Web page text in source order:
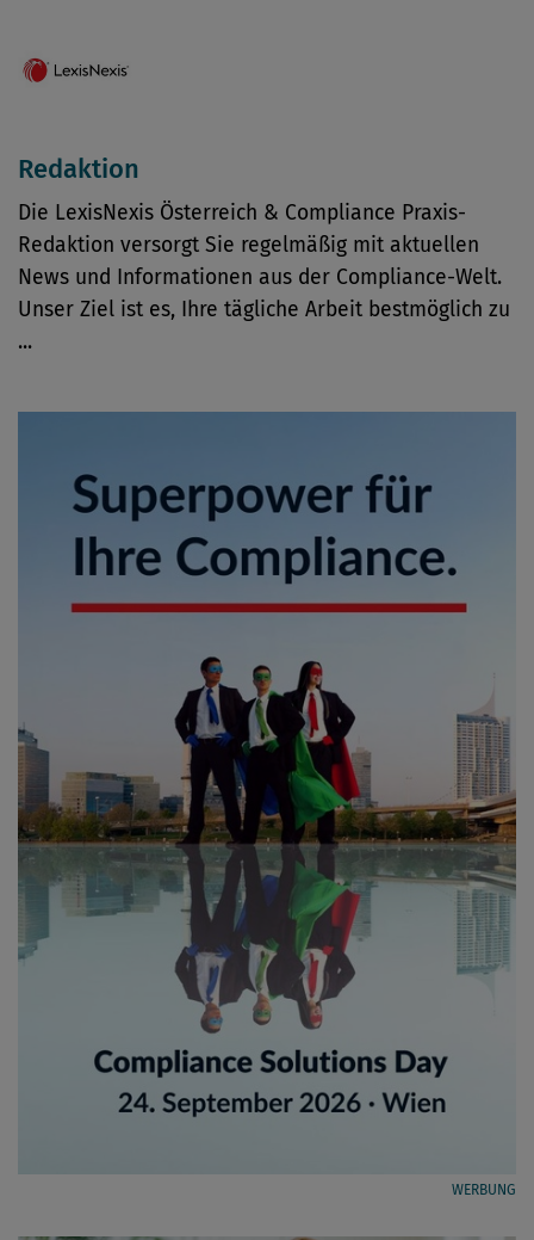
Redaktion
Die LexisNexis Österreich & Compliance Praxis-
Redaktion versorgt Sie regelmäßig mit aktuellen
News und Informationen aus der Compliance-Welt.
Unser Ziel ist es, Ihre tägliche Arbeit bestmöglich zu
...
WERBUNG